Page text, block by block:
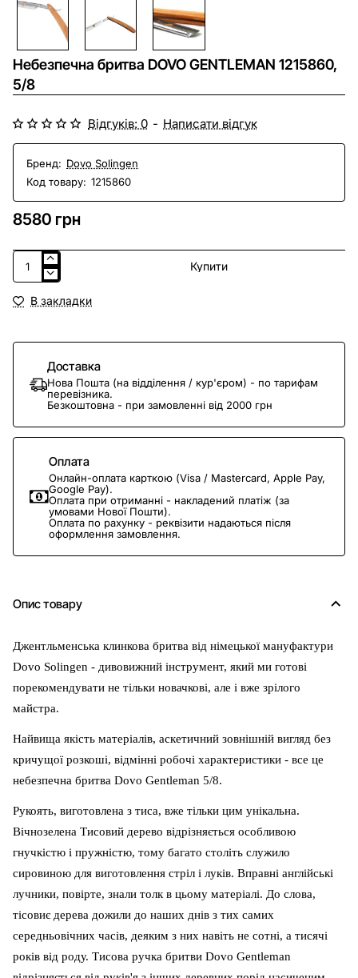
Небезпечна бритва DOVO GENTLEMAN 1215860,
5/8
Бренд: Dovo Solingen
Код товару: 1215860
Відгуків: 0 - Написати відгук
8580 грн
Купити
В закладки
Доставка
Нова Пошта (на відділення / кур'єром) - по тарифам
перевізника.
Безкоштовна - при замовленні від 2000 грн
Оплата
Онлайн-оплата карткою (Visa / Mastercard, Apple Pay,
Google Pay).
Оплата при отриманні - накладений платіж (за
умовами Нової Пошти).
Оплата по рахунку - реквізити надаються після
оформлення замовлення.
Опис товару
Джентльменська клинкова бритва від німецької мануфактури
Dovo Solingen - дивовижний інструмент, який ми готові
порекомендувати не тільки новачкові, але і вже зрілого
майстра.
Найвища якість матеріалів, аскетичний зовнішній вигляд без
кричущої розкоші, відмінні робочі характеристики - все це
небезпечна бритва Dovo Gentleman 5/8.
Рукоять, виготовлена ​​з тиса, вже тільки цим унікальна.
Вічнозелена Тисовий дерево відрізняється особливою
гнучкістю і пружністю, тому багато століть служило
сировиною для виготовлення стріл і луків. Вправні англійські
лучники, повірте, знали толк в цьому матеріалі. До слова,
тісовиє дерева дожили до наших днів з тих самих
середньовічних часів, деяким з них навіть не сотні, а тисячі
років від роду. Тисова ручка бритви Dovo Gentleman